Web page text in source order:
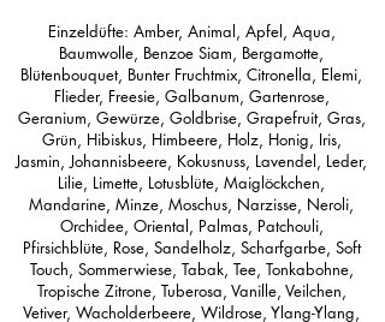
Einzeldüfte: Amber, Animal, Apfel, Aqua,
Baumwolle, Benzoe Siam, Bergamotte,
Blütenbouquet, Bunter Fruchtmix, Citronella, Elemi,
Flieder, Freesie, Galbanum, Gartenrose,
Geranium, Gewürze, Goldbrise, Grapefruit, Gras,
Grün, Hibiskus, Himbeere, Holz, Honig, Iris,
Jasmin, Johannisbeere, Kokusnuss, Lavendel, Leder,
Lilie, Limette, Lotusblüte, Maiglöckchen,
Mandarine, Minze, Moschus, Narzisse, Neroli,
Orchidee, Oriental, Palmas, Patchouli,
Pfirsichblüte, Rose, Sandelholz, Scharfgarbe, Soft
Touch, Sommerwiese, Tabak, Tee, Tonkabohne,
Tropische Zitrone, Tuberosa, Vanille, Veilchen,
Vetiver, Wacholderbeere, Wildrose, Ylang-Ylang,